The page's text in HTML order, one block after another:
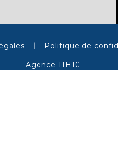
Politique de
Agence 11H10